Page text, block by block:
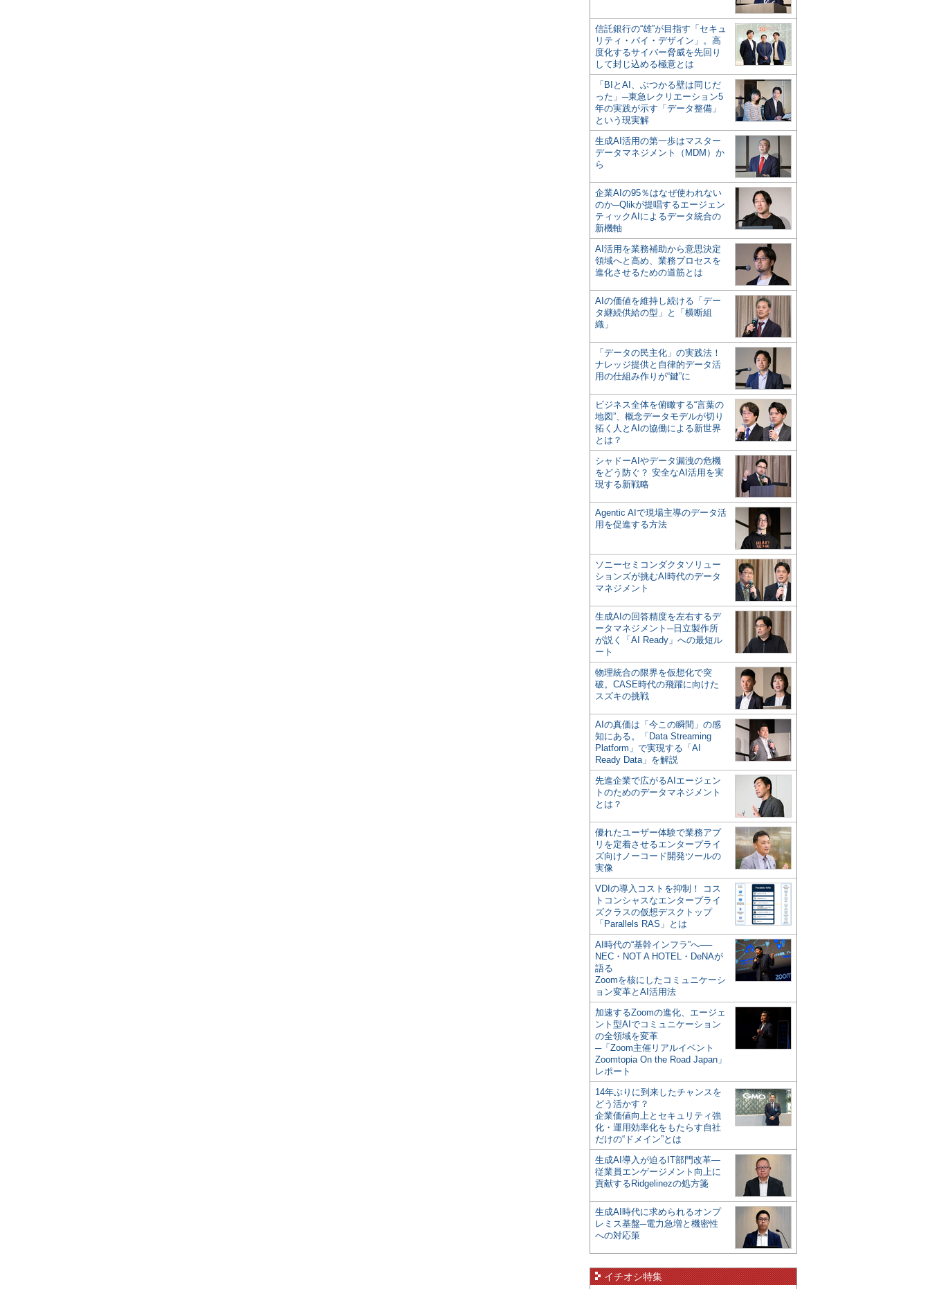
信託銀行の“雄”が目指す「セキュ
リティ・バイ・デザイン」。高
度化するサイバー脅威を先回り
して封じ込める極意とは
「BIとAI、ぶつかる壁は同じだ
った」─東急レクリエーション5
年の実践が示す「データ整備」
という現実解
生成AI活用の第一歩はマスター
データマネジメント（MDM）か
ら
企業AIの95％はなぜ使われない
のか─Qlikが提唱するエージェン
ティックAIによるデータ統合の
新機軸
AI活用を業務補助から意思決定
領域へと高め、業務プロセスを
進化させるための道筋とは
AIの価値を維持し続ける「デー
タ継続供給の型」と「横断組
織」
「データの民主化」の実践法！
ナレッジ提供と自律的データ活
用の仕組み作りが“鍵”に
ビジネス全体を俯瞰する“言葉の
地図”、概念データモデルが切り
拓く人とAIの協働による新世界
とは？
シャドーAIやデータ漏洩の危機
をどう防ぐ？ 安全なAI活用を実
現する新戦略
Agentic AIで現場主導のデータ活
用を促進する方法
ソニーセミコンダクタソリュー
ションズが挑むAI時代のデータ
マネジメント
生成AIの回答精度を左右するデ
ータマネジメント─日立製作所
が説く「AI Ready」への最短ル
ート
物理統合の限界を仮想化で突
破。CASE時代の飛躍に向けた
スズキの挑戦
AIの真価は「今この瞬間」の感
知にある。「Data Streaming
Platform」で実現する「AI
Ready Data」を解説
先進企業で広がるAIエージェン
トのためのデータマネジメント
とは？
優れたユーザー体験で業務アプ
リを定着させるエンタープライ
ズ向けノーコード開発ツールの
実像
VDIの導入コストを抑制！ コス
トコンシャスなエンタープライ
ズクラスの仮想デスクトップ
「Parallels RAS」とは
AI時代の“基幹インフラ”へ──
NEC・NOT A HOTEL・DeNAが
語る
Zoomを核にしたコミュニケーシ
ョン変革とAI活用法
加速するZoomの進化、エージェ
ント型AIでコミュニケーション
の全領域を変革
─「Zoom主催リアルイベント
Zoomtopia On the Road Japan」
レポート
14年ぶりに到来したチャンスを
どう活かす？
企業価値向上とセキュリティ強
化・運用効率化をもたらす自社
だけの“ドメイン”とは
生成AI導入が迫るIT部門改革―
従業員エンゲージメント向上に
貢献するRidgelinezの処方箋
生成AI時代に求められるオンプ
レミス基盤─電力急増と機密性
への対応策
イチオシ特集